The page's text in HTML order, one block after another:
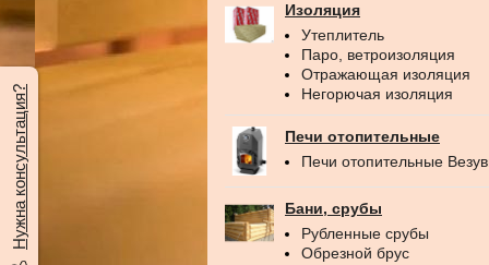
Изоляция
Утеплитель
Паро, ветроизоляция
Отражающая изоляция
Негорючая изоляция
Печи отопительные
Печи отопительные
Бани, срубы
Рубленные срубы
Обрезной брус
Нужна консультация?